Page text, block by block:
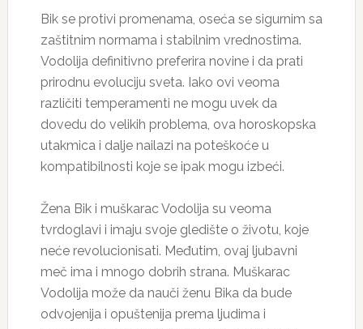
Bik se protivi promenama, oseća se sigurnim sa
zaštitnim normama i stabilnim vrednostima.
Vodolija definitivno preferira novine i da prati
prirodnu evoluciju sveta. Iako ovi veoma
različiti temperamenti ne mogu uvek da
dovedu do velikih problema, ova horoskopska
utakmica i dalje nailazi na poteškoće u
kompatibilnosti koje se ipak mogu izbeći.
Žena Bik i muškarac Vodolija su veoma
tvrdoglavi i imaju svoje gledište o životu, koje
neće revolucionisati. Međutim, ovaj ljubavni
meč ima i mnogo dobrih strana. Muškarac
Vodolija može da nauči ženu Bika da bude
odvojenija i opuštenija prema ljudima i